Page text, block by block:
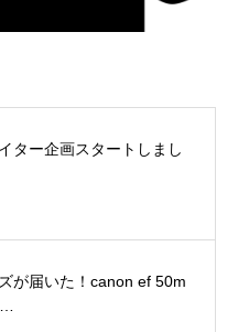
ター企画スタートしまし
が届いた！canon ef 50m